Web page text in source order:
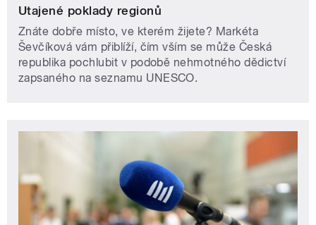
Utajené poklady regionů
Znáte dobře místo, ve kterém žijete? Markéta
Ševčíková vám přiblíží, čím vším se může Česká
republika pochlubit v podobě nehmotného dědictví
zapsaného na seznamu UNESCO.